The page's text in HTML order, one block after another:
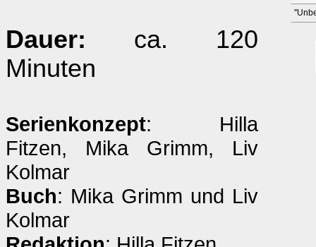
Dauer: ca. 120
Minuten
Serienkonzept: Hilla
Fitzen, Mika Grimm, Liv
Kolmar
Buch: Mika Grimm und Liv
Kolmar